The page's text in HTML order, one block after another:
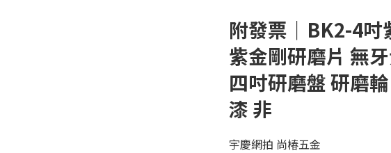
附發票｜BK2-4吋
紫金剛研磨片 無
四吋研磨盤 研磨
漆 非
宇慶網拍 尚椿五金